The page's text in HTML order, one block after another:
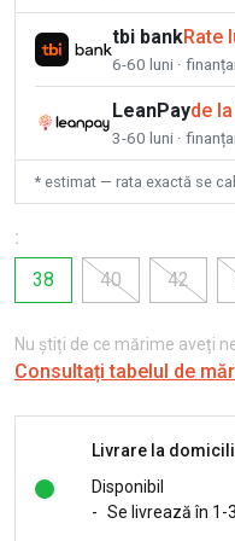
tbi bankRate
6-60 luni ·
LeanPayde
3-60 luni ·
* estimat — rata exactă se
:
38
40 42
Nu știți de ce mărime aveți
Consultați tabelul de
Livrare la
Disponibil
- Se livrează în 1-